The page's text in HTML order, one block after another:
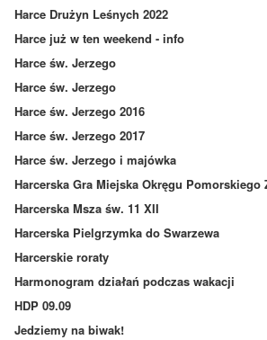
Harce Drużyn Leśnych 2022
Harce już w ten weekend - info
Harce św. Jerzego
Harce św. Jerzego
Harce św. Jerzego 2016
Harce św. Jerzego 2017
Harce św. Jerzego i majówka
Harcerska Gra Miejska Okręgu Pomorskiego
Harcerska Msza św. 11 XII
Harcerska Pielgrzymka do Swarzewa
Harcerskie roraty
Harmonogram działań podczas wakacji
HDP 09.09
Jedziemy na biwak!